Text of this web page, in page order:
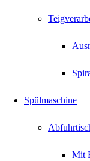
Spülmaschine
Mit